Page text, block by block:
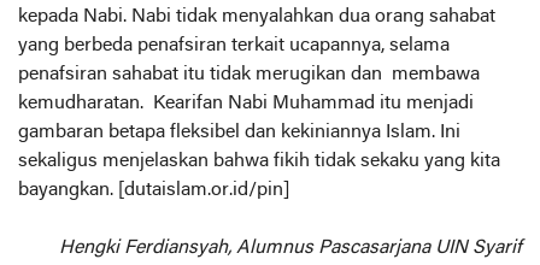
kepada Nabi. Nabi tidak menyalahkan dua orang sahabat
yang berbeda penafsiran terkait ucapannya, selama
penafsiran sahabat itu tidak merugikan dan membawa
kemudharatan. Kearifan Nabi Muhammad itu menjadi
gambaran betapa fleksibel dan kekiniannya Islam. Ini
sekaligus menjelaskan bahwa fikih tidak sekaku yang kita
bayangkan. [dutaislam.or.id/pin]
Hengki Ferdiansyah, Alumnus Pascasarjana UIN Syarif